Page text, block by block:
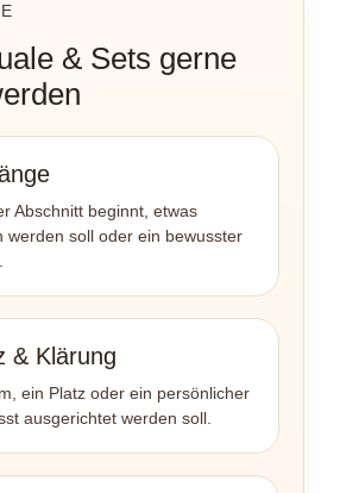
& Sets gerne
Abschnitt beginnt, etwas
werden soll oder ein bewusster
& Klärung
ein Platz oder ein persönlicher
ausgerichtet werden soll.